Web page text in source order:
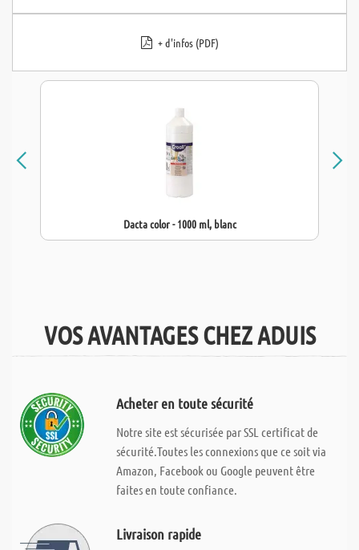
+ d'infos (PDF)
Dacta color - 1000 ml, blanc
VOS AVANTAGES CHEZ ADUIS
Acheter en toute sécurité
Notre site est sécurisée par SSL certificat de
sécurité.Toutes les connexions que ce soit via
Amazon, Facebook ou Google peuvent être
faites en toute confiance.
Livraison rapide